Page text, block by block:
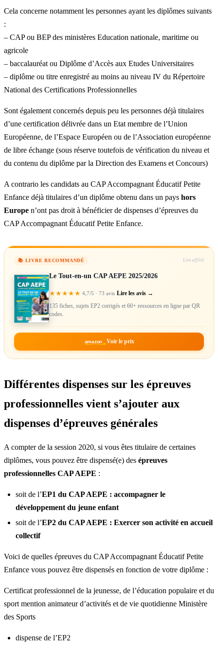
Cela concerne notamment les personnes ayant les diplômes suivants
:
– CAP ou BEP des ministères Education nationale, maritime ou
agricole
– baccalauréat ou Diplôme d’Accès aux Etudes Universitaires
– diplôme ou titre enregistré au moins au niveau IV du Répertoire
National des Certifications Professionnelles
Sont également concernés depuis peu les personnes déjà titulaires
d’une certification délivrée dans un Etat membre de l’Union
Européenne, de l’Espace Européen ou de l’Association européenne
de libre échange (sous réserve toutefois de vérification du niveau et
du contenu du diplôme par la Direction des Examens et Concours)
A contrario les candidats au CAP Accompagnant Éducatif Petite
Enfance déjà titulaires d’un diplôme obtenu dans un pays hors
Europe n’ont pas droit à bénéficier de dispenses d’épreuves du
CAP Accompagnant Éducatif Petite Enfance.
📚 LIVRE RECOMMANDÉ Lien affilié
Le Tout-en-un CAP AEPE 2025/2026
★★★★★ 4,7/5 · 73 avis Lire les avis →
135 fiches, sujets EP2 corrigés et 60+ ressources en ligne par QR
codes.
amazon Voir le prix
Différentes dispenses sur les épreuves
professionnelles vient s’ajouter aux
dispenses d’épreuves générales
A compter de la session 2020, si vous êtes titulaire de certaines
diplômes, vous pouvez être dispensé(e) des épreuves
professionnelles CAP AEPE :
soit de l’EP1 du CAP AEPE : accompagner le
développement du jeune enfant
soit de l’EP2 du CAP AEPE : Exercer son activité en accueil
collectif
Voici de quelles épreuves du CAP Accompagnant Éducatif Petite
Enfance vous pouvez être dispensés en fonction de votre diplôme :
Certificat professionnel de la jeunesse, de l’éducation populaire et du
sport mention animateur d’activités et de vie quotidienne Ministère
des Sports​
dispense de l’EP2